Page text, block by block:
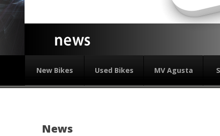
New Bikes Used Bikes MV Agusta
News